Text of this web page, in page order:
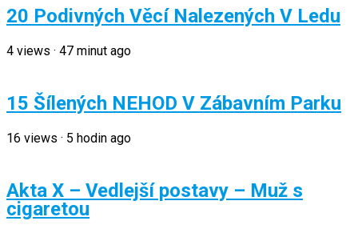
20 Podivných Věcí Nalezených V Ledu
4 views · 47 minut ago
15 Šílených NEHOD V Zábavním Parku
16 views · 5 hodin ago
Akta X – Vedlejší postavy – Muž s
cigaretou